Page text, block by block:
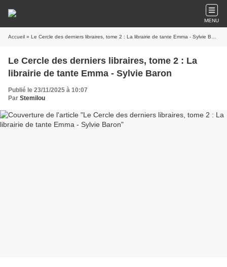
MENU
Accueil » Le Cercle des derniers libraires, tome 2 : La librairie de tante Emma - Sylvie Baron
Le Cercle des derniers libraires, tome 2 : La
librairie de tante Emma - Sylvie Baron
Publié le 23/11/2025 à 10:07
Par Stemilou